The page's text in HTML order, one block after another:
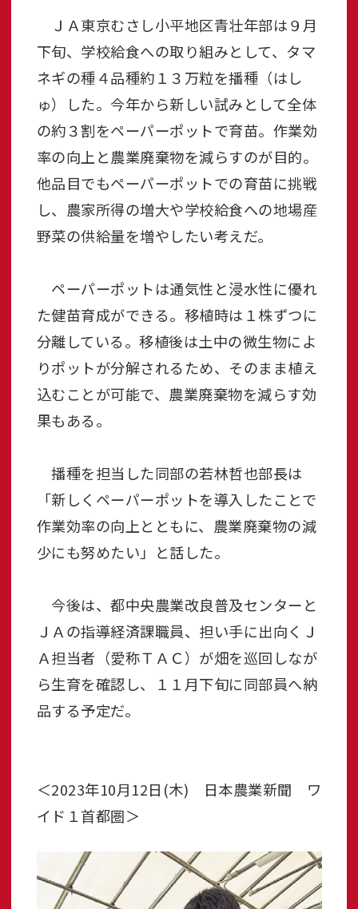
ＪＡ東京むさし小平地区青壮年部は９月
下旬、学校給食への取り組みとして、タマ
ネギの種４品種約１３万粒を播種（はし
ゅ）した。今年から新しい試みとして全体
の約３割をペーパーポットで育苗。作業効
率の向上と農業廃棄物を減らすのが目的。
他品目でもペーパーポットでの育苗に挑戦
し、農家所得の増大や学校給食への地場産
野菜の供給量を増やしたい考えだ。
ペーパーポットは通気性と浸水性に優れ
た健苗育成ができる。移植時は１株ずつに
分離している。移植後は土中の微生物によ
りポットが分解されるため、そのまま植え
込むことが可能で、農業廃棄物を減らす効
果もある。
播種を担当した同部の若林哲也部長は
「新しくペーパーポットを導入したことで
作業効率の向上とともに、農業廃棄物の減
少にも努めたい」と話した。
今後は、都中央農業改良普及センターと
ＪＡの指導経済課職員、担い手に出向くＪ
Ａ担当者（愛称ＴＡＣ）が畑を巡回しなが
ら生育を確認し、１１月下旬に同部員へ納
品する予定だ。
＜2023年10月12日(木) 日本農業新聞 ワ
イド１首都圏＞